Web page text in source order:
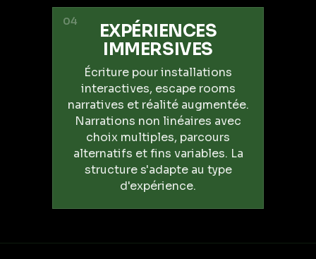
04
EXPÉRIENCES
IMMERSIVES
Écriture pour installations
interactives, escape rooms
narratives et réalité augmentée.
Narrations non linéaires avec
choix multiples, parcours
alternatifs et fins variables. La
structure s'adapte au type
d'expérience.